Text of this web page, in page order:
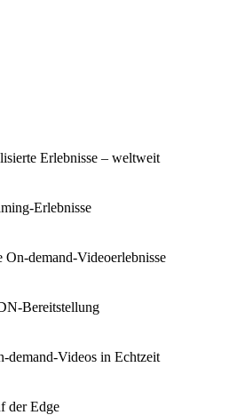
Erlebnisse – weltweit
Erlebnisse
demand-Videoerlebnisse
Bereitstellung
demand-Videos in Echtzeit
der Edge